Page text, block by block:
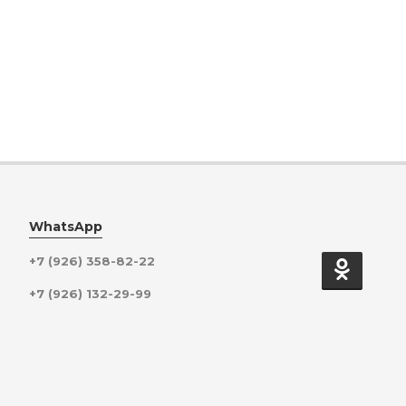
WhatsApp
+7 (926) 358-82-22
+7 (926) 132-29-99